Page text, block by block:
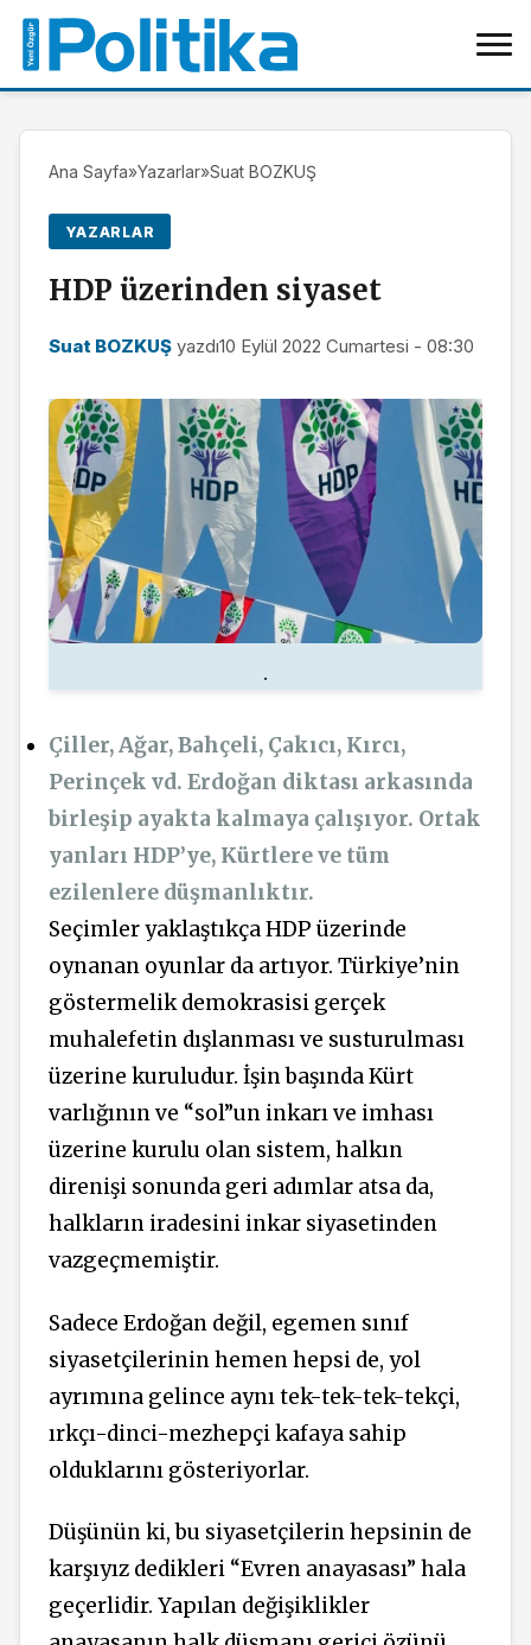
Ana Sayfa»Yazarlar»Suat BOZKUŞ
YAZARLAR
HDP üzerinden siyaset
Suat BOZKUŞ yazdı10 Eylül 2022 Cumartesi - 08:30
.
Çiller, Ağar, Bahçeli, Çakıcı, Kırcı,
Perinçek vd. Erdoğan diktası arkasında
birleşip ayakta kalmaya çalışıyor. Ortak
yanları HDP’ye, Kürtlere ve tüm
ezilenlere düşmanlıktır.
Seçimler yaklaştıkça HDP üzerinde
oynanan oyunlar da artıyor. Türkiye’nin
göstermelik demokrasisi gerçek
muhalefetin dışlanması ve susturulması
üzerine kuruludur. İşin başında Kürt
varlığının ve “sol”un inkarı ve imhası
üzerine kurulu olan sistem, halkın
direnişi sonunda geri adımlar atsa da,
halkların iradesini inkar siyasetinden
vazgeçmemiştir.
Sadece Erdoğan değil, egemen sınıf
siyasetçilerinin hemen hepsi de, yol
ayrımına gelince aynı tek-tek-tek-tekçi,
ırkçı-dinci-mezhepçi kafaya sahip
olduklarını gösteriyorlar.
Düşünün ki, bu siyasetçilerin hepsinin de
karşıyız dedikleri “Evren anayasası” hala
geçerlidir. Yapılan değişiklikler